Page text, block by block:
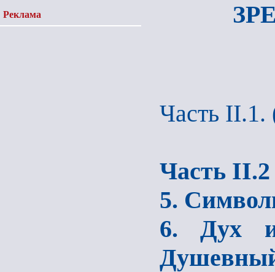
Реклама
Часть II.1.
Часть II.2
5.
6. Дух и